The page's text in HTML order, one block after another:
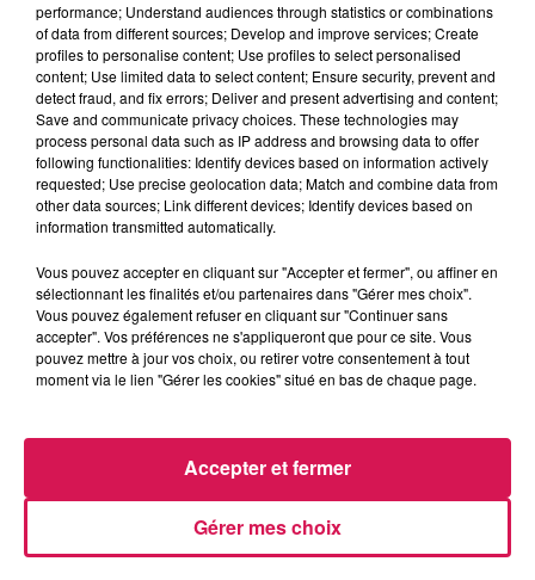
», en réorganisant les parkings, la plage, ses
abords, toutes les activités ludiques et sportives
et en valorisant son camping 4 étoiles.
L’aménagement d’une nouvelle route longeant le
4ème étang n’est pas à exclurepour remplacer
celle d’aujourd’hui qui coupe la base de loisirs en
deux.
réhabilitation de l’ancienne halle couverte sur le
site des verreries, qui servira pour desconcerts
en plein air, pour des manifestations culturelles
ou sportives.
>>> Mickaël Hiraux, le maire sortant de Fourmies,
conduira une liste renouvelée et baptisée «
ensemble, continuons à transformer Fourmies ! »
performance; Understand audiences through statistics or combinations
of data from different sources; Develop and improve services; Create
profiles to personalise content; Use profiles to select personalised
content; Use limited data to select content; Ensure security, prevent and
detect fraud, and fix errors; Deliver and present advertising and content;
Save and communicate privacy choices. These technologies may
process personal data such as IP address and browsing data to offer
following functionalities: Identify devices based on information actively
requested; Use precise geolocation data; Match and combine data from
other data sources; Link different devices; Identify devices based on
information transmitted automatically.
Vous pouvez accepter en cliquant sur "Accepter et fermer", ou affiner en
sélectionnant les finalités et/ou partenaires dans "Gérer mes choix".
Vous pouvez également refuser en cliquant sur "Continuer sans
accepter". Vos préférences ne s'appliqueront que pour ce site. Vous
pouvez mettre à jour vos choix, ou retirer votre consentement à tout
moment via le lien "Gérer les cookies" situé en bas de chaque page.
Gérer mes choix
Accepter et fermer